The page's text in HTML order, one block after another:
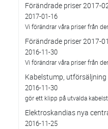
Förändrade priser 2017-
2017-01-16
Vi förändrar våra priser från
Förändrade priser 2017-
2016-11-30
Vi förändrar våra priser från
Kabelstump, utförsäljning
2016-11-30
gör ett klipp på utvalda
Elektroskandias nya
2016-11-25